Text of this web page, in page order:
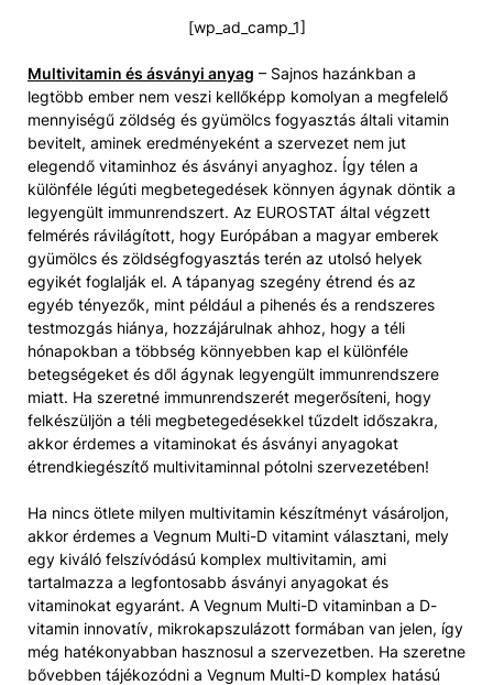
[wp_ad_camp_1]
Multivitamin és ásványi anyag – Sajnos hazánkban a
legtöbb ember nem veszi kellőképp komolyan a megfelelő
mennyiségű zöldség és gyümölcs fogyasztás általi vitamin
bevitelt, aminek eredményeként a szervezet nem jut
elegendő vitaminhoz és ásványi anyaghoz. Így télen a
különféle légúti megbetegedések könnyen ágynak döntik a
legyengült immunrendszert. Az EUROSTAT által végzett
felmérés rávilágított, hogy Európában a magyar emberek
gyümölcs és zöldségfogyasztás terén az utolsó helyek
egyikét foglalják el. A tápanyag szegény étrend és az
egyéb tényezők, mint például a pihenés és a rendszeres
testmozgás hiánya, hozzájárulnak ahhoz, hogy a téli
hónapokban a többség könnyebben kap el különféle
betegségeket és dől ágynak legyengült immunrendszere
miatt. Ha szeretné immunrendszerét megerősíteni, hogy
felkészüljön a téli megbetegedésekkel tűzdelt időszakra,
akkor érdemes a vitaminokat és ásványi anyagokat
étrendkiegészítő multivitaminnal pótolni szervezetében!
Ha nincs ötlete milyen multivitamin készítményt vásároljon,
akkor érdemes a Vegnum Multi-D vitamint választani, mely
egy kiváló felszívódású komplex multivitamin, ami
tartalmazza a legfontosabb ásványi anyagokat és
vitaminokat egyaránt. A Vegnum Multi-D vitaminban a D-
vitamin innovatív, mikrokapszulázott formában van jelen, így
még hatékonyabban hasznosul a szervezetben. Ha szeretne
bővebben tájékozódni a Vegnum Multi-D komplex hatású